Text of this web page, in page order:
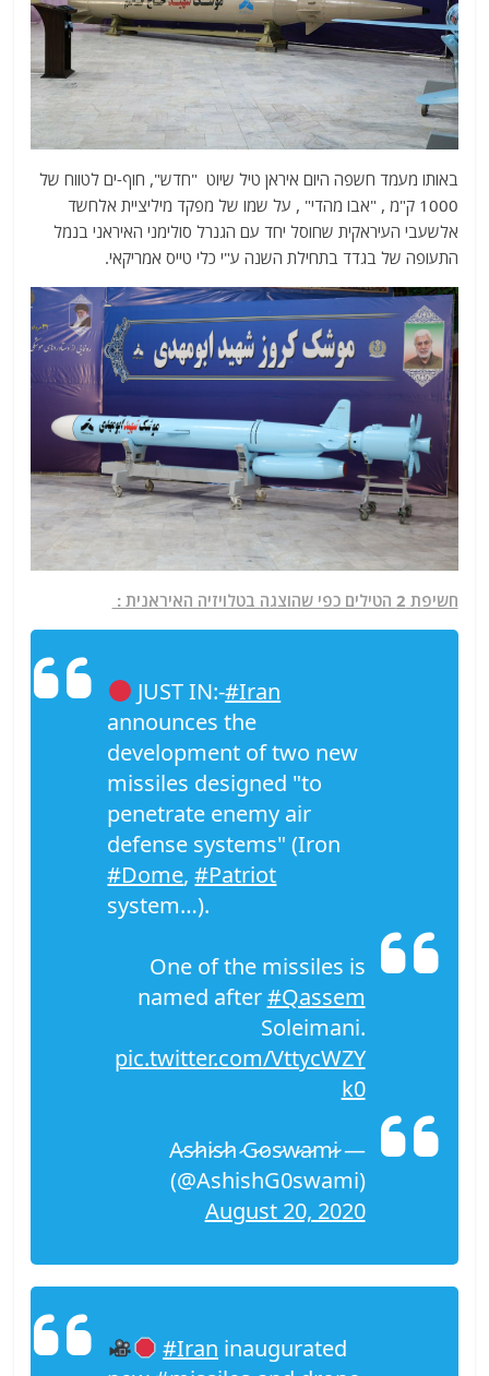
באותו מעמד חשפה היום איראן טיל שיוט "חדש", חוף-ים לטווח של
1000 ק"מ , "אבו מהדי" , על שמו של מפקד מיליציית אלחשד
אלשעבי העיראקית שחוסל יחד עם הגנרל סולימני האיראני בנמל
התעופה של בגדד בתחילת השנה ע"י כלי טייס אמריקאי.
חשיפת 2 הטילים כפי שהוצגה בטלויזיה האיראנית :
JUST IN:-#Iran
announces the
development of two new
missiles designed "to
penetrate enemy air
defense systems" (Iron
#Dome,#Patriot
system…).
One of the missiles is
named after#Qassem
Soleimani.
pic.twitter.com/VttycWZY
k0
— A̷s̷h̷i̷s̷h̷ ̷G̷o̷s̷w̷a̷m̷i̷
(@AshishG0swami)
August 20, 2020
#Iran inaugurated